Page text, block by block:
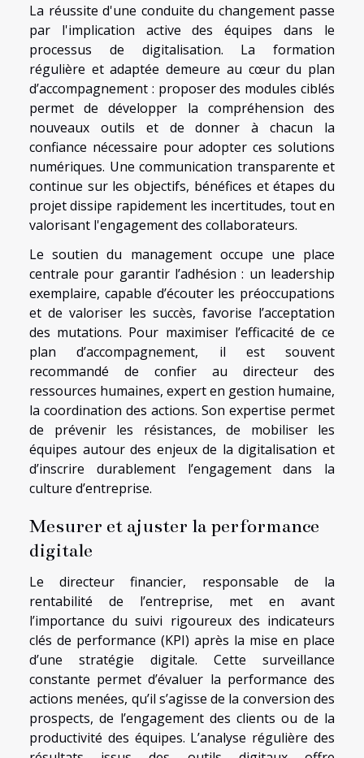
La réussite d'une conduite du changement passe
par l'implication active des équipes dans le
processus de digitalisation. La formation
régulière et adaptée demeure au cœur du plan
d’accompagnement : proposer des modules ciblés
permet de développer la compréhension des
nouveaux outils et de donner à chacun la
confiance nécessaire pour adopter ces solutions
numériques. Une communication transparente et
continue sur les objectifs, bénéfices et étapes du
projet dissipe rapidement les incertitudes, tout en
valorisant l'engagement des collaborateurs.
Le soutien du management occupe une place
centrale pour garantir l’adhésion : un leadership
exemplaire, capable d’écouter les préoccupations
et de valoriser les succès, favorise l’acceptation
des mutations. Pour maximiser l’efficacité de ce
plan d’accompagnement, il est souvent
recommandé de confier au directeur des
ressources humaines, expert en gestion humaine,
la coordination des actions. Son expertise permet
de prévenir les résistances, de mobiliser les
équipes autour des enjeux de la digitalisation et
d’inscrire durablement l’engagement dans la
culture d’entreprise.
Mesurer et ajuster la performance
digitale
Le directeur financier, responsable de la
rentabilité de l’entreprise, met en avant
l’importance du suivi rigoureux des indicateurs
clés de performance (KPI) après la mise en place
d’une stratégie digitale. Cette surveillance
constante permet d’évaluer la performance des
actions menées, qu’il s’agisse de la conversion des
prospects, de l’engagement des clients ou de la
productivité des équipes. L’analyse régulière des